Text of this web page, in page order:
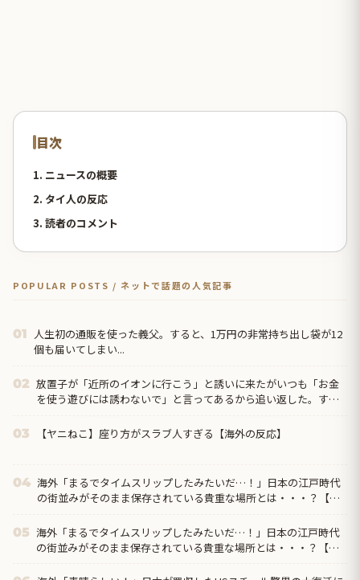
目次
1. ニュースの概要
2. タイ人の反応
3. 読者のコメント
POPULAR POSTS / ネットで話題の人気記事
01 人生初の通販を使った義父。すると、1万円の非常持ち出し袋が12
個も届いてしまい...
02 放置子が「近所のイオンに行こう」と誘いに来たがいつも「お金
を使う遊びには誘わないで」と言ってあるから追い返した。する
03 【ヤニねこ】座り方がスラブ人すぎる【海外の反応】
04 海外「まるでタイムスリップしたみたいだ…！」日本の江戸時代
の街並みがそのまま保存されている貴重な場所とは・・・？【海
05 海外「まるでタイムスリップしたみたいだ…！」日本の江戸時代
の街並みがそのまま保存されている貴重な場所とは・・・？【海